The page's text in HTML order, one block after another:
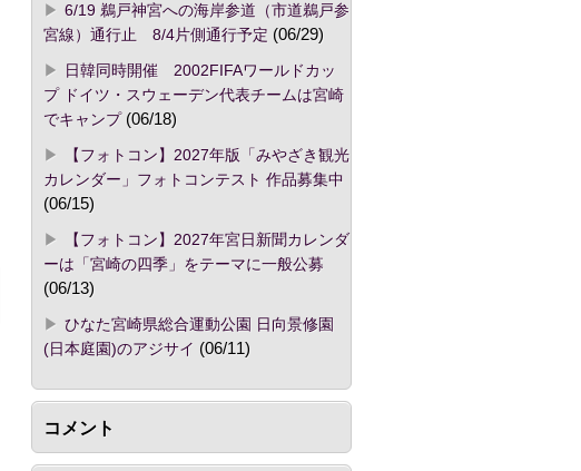
6/19 鵜戸神宮への海岸参道（市道鵜戸参
宮線）通行止 8/4片側通行予定 (06/29)
日韓同時開催 2002FIFAワールドカッ
プ ドイツ・スウェーデン代表チームは宮崎
でキャンプ(06/18)
【フォトコン】2027年版「みやざき観光
カレンダー」フォトコンテスト 作品募集中
(06/15)
【フォトコン】2027年宮日新聞カレンダ
ーは「宮崎の四季」をテーマに一般公募
(06/13)
ひなた宮崎県総合運動公園 日向景修園
(日本庭園)のアジサイ (06/11)
コメント